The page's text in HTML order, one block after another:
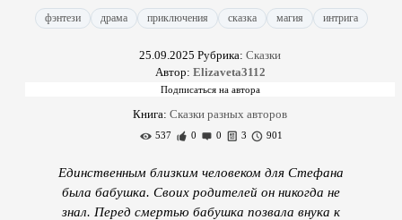
фэнтези драма приключения сказка магия интрига
25.09.2025 Рубрика: Сказки
Автор: Elizaveta3112
Книга: Сказки разных авторов
537 0 0 3 901
Единственным близким человеком для Стефана
была бабушка. Своих родителей он никогда не
знал. Перед смертью бабушка позвала внука к